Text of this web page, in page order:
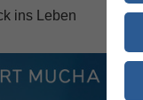
ins Leben